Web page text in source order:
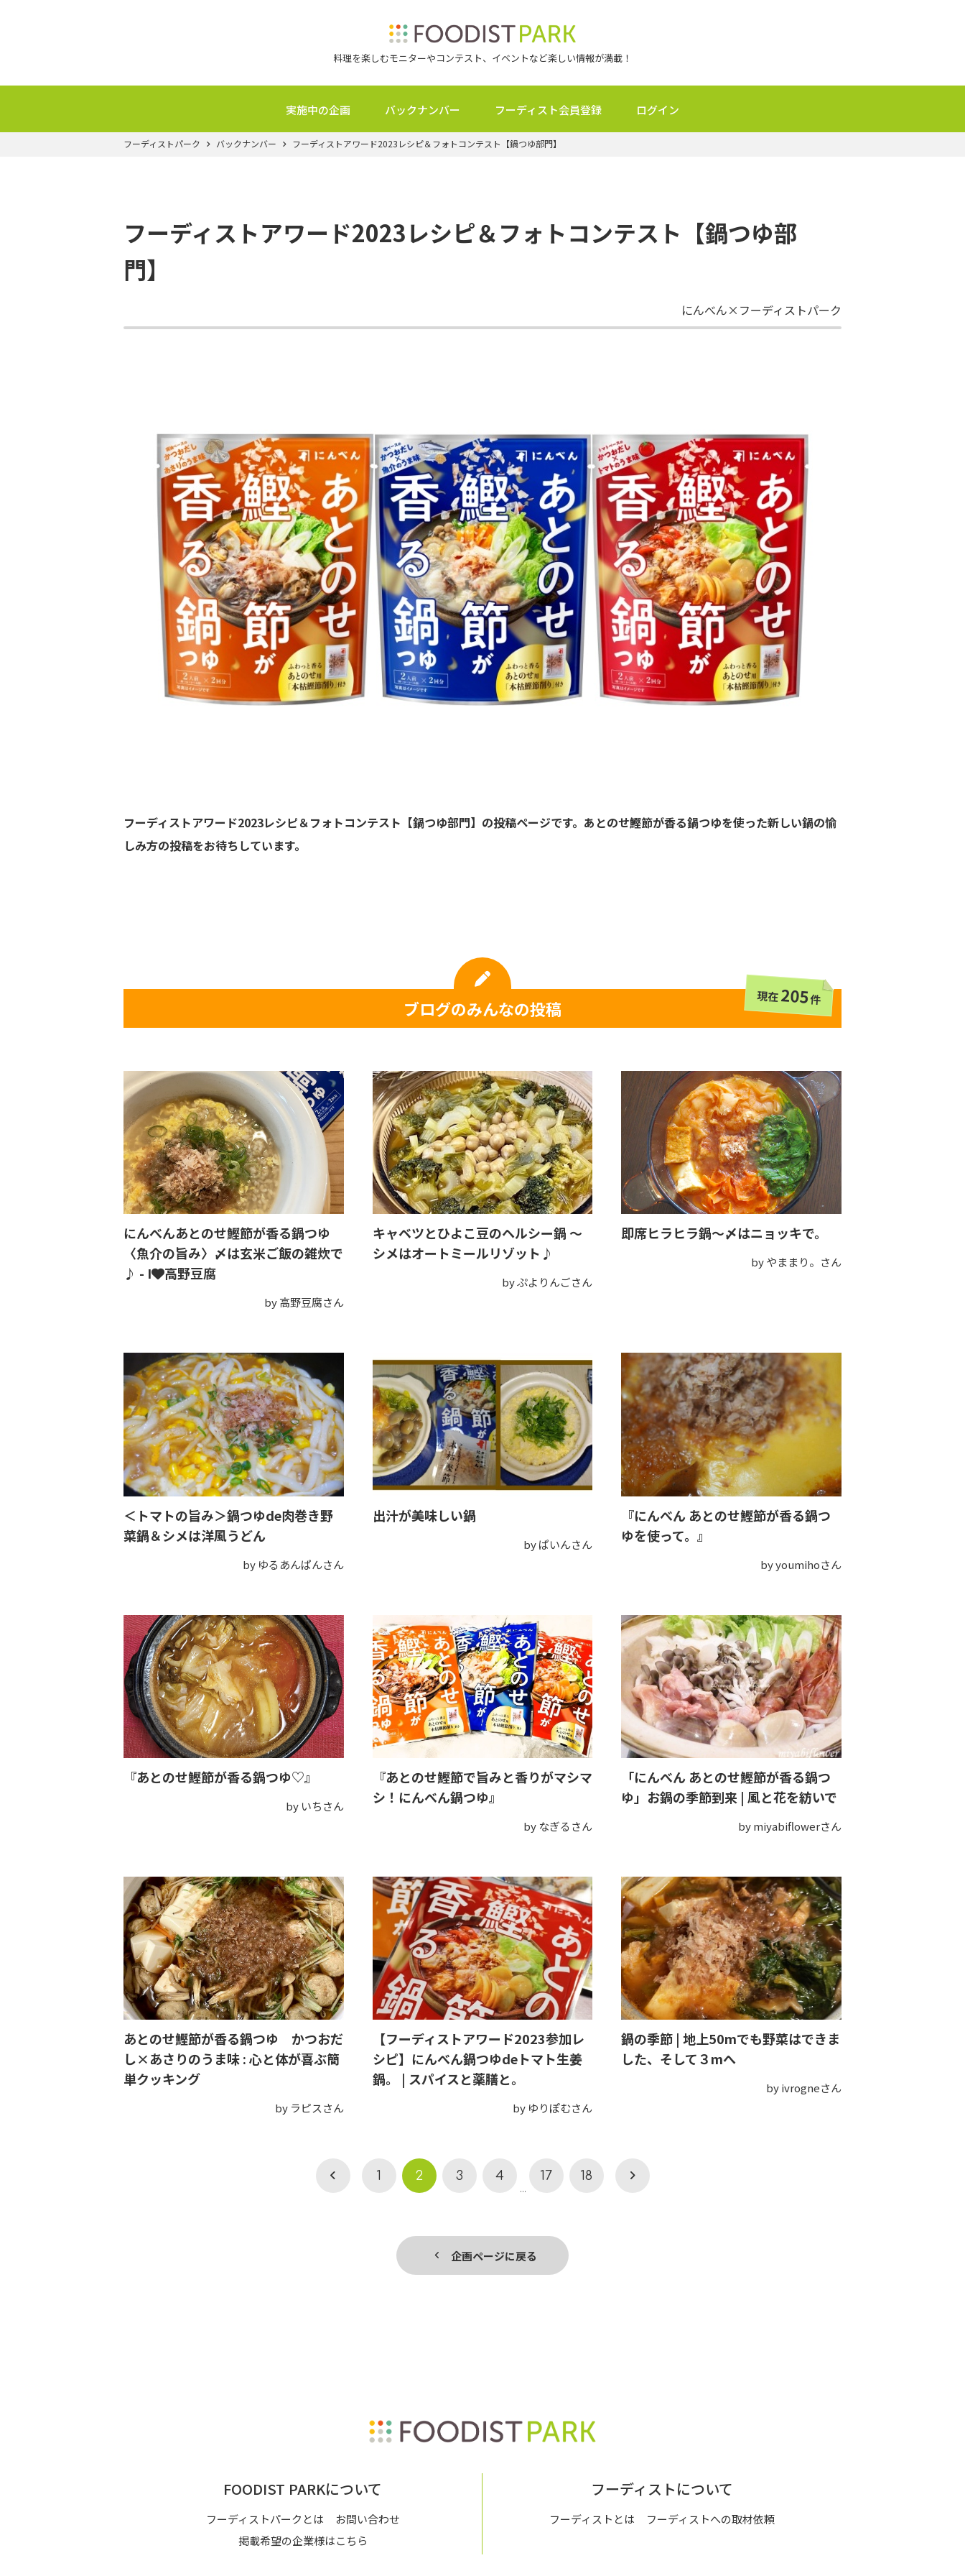
料理を楽しむモニターやコンテスト、イベントなど楽しい情報が満載！
実施中の企画 バックナンバー フーディスト会員登録 ログイン
フーディストパーク バックナンバー フーディストアワード2023レシピ＆フォトコンテスト【鍋つゆ部門】
フーディストアワード2023レシピ＆フォトコンテスト【鍋つゆ部
門】
にんべん×フーディストパーク
フーディストアワード2023レシピ＆フォトコンテスト【鍋つゆ部門】の投稿ページです。あとのせ鰹節が香る鍋つゆを使った新しい鍋の愉
しみ方の投稿をお待ちしています。
ブログのみんなの投稿
現在205件
にんべんあとのせ鰹節が香る鍋つゆ
〈魚介の旨み〉〆は玄米ご飯の雑炊で
♪ - I❤️高野豆腐
by 高野豆腐さん
キャベツとひよこ豆のヘルシー鍋 〜
シメはオートミールリゾット♪
by ぷよりんごさん
即席ヒラヒラ鍋～〆はニョッキで。
by やままり。さん
＜トマトの旨み＞鍋つゆde肉巻き野
菜鍋＆シメは洋風うどん
by ゆるあんぱんさん
出汁が美味しい鍋
by ぱいんさん
『にんべん あとのせ鰹節が香る鍋つ
ゆを使って。』
by youmihoさん
『あとのせ鰹節が香る鍋つゆ♡』
by いちさん
『あとのせ鰹節で旨みと香りがマシマ
シ！にんべん鍋つゆ』
by なぎるさん
「にんべん あとのせ鰹節が香る鍋つ
ゆ」お鍋の季節到来 | 風と花を紡いで
by miyabiflowerさん
あとのせ鰹節が香る鍋つゆ かつおだ
し×あさりのうま味 : 心と体が喜ぶ簡
単クッキング
by ラピスさん
【フーディストアワード2023参加レ
シピ】にんべん鍋つゆdeトマト生姜
鍋。 | スパイスと薬膳と。
by ゆりぽむさん
鍋の季節 | 地上50mでも野菜はできま
した、そして３mへ
by ivrogneさん
1 2 3 4
...
17 18
企画ページに戻る
FOODIST PARKについて
フーディストパークとは
お問い合わせ
掲載希望の企業様はこちら
フーディストについて
フーディストとは フーディストへの取材依頼